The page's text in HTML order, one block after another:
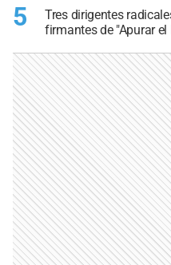
5
Tres dirigentes
firmantes de "Apurar el